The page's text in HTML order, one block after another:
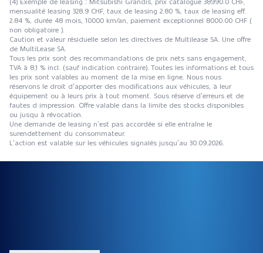
mensualité leasing 328.9 CHF, taux de leasing 2.80 %, taux de leasing eff.
2.84 %, durée 48 mois, 10000 km/an, paiement exceptionnel 8000.00 CHF (
non obligatoire ).
Caution et valeur résiduelle selon les directives de Multilease SA. Une offre
de MultiLease SA.
Tous les prix sont des recommandations de prix nets sans engagement,
TVA à 8,1 % incl. (sauf indication contraire). Toutes les informations et tous
les prix sont valables au moment de la mise en ligne. Nous nous
réservons le droit d’apporter des modifications aux véhicules, à leur
équipement ou à leurs prix à tout moment. Sous réserve d’erreurs et de
fautes d impression. Offre valable dans la limite des stocks disponibles
ou jusqu à révocation.
Une demande de leasing n’est pas accordée si elle entraîne le
surendettement du consommateur.
L’action est valable sur les véhicules signalés jusqu’au 30.09.2026.